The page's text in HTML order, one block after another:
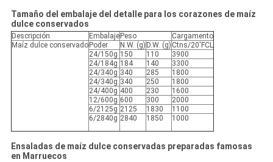
Tamaño del embalaje del detalle para los corazones de maíz
dulce conservados
Descripción Embalaje Peso
Cargamento
Maíz dulce conservado Poder N.W. (g) D.W. (g) Ctns/20'FCL
24/150g 150 110
3900
24/184g 184 140
3300
24/340g 340 285
1800
24/340g 340 250
1800
24/400g 400 230
1600
12/600g 600 300
2000
6/2125g 2125 1830
1100
6/2840g 2840 1850 1000
Ensaladas de maíz dulce conservadas preparadas famosas
en Marruecos